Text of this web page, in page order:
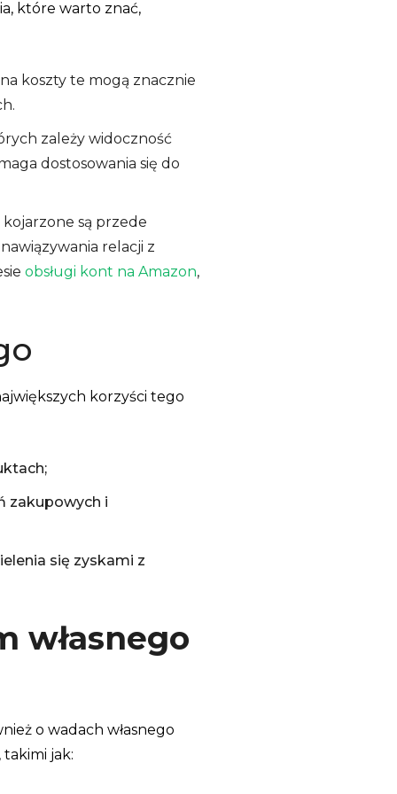
które warto znać,
koszty te mogą znacznie
zależy widoczność
dostosowania się do
są przede
relacji z
obsługi kont na Amazon,
korzyści tego
zakupowych i
się zyskami z
własnego
o wadach własnego
jak: